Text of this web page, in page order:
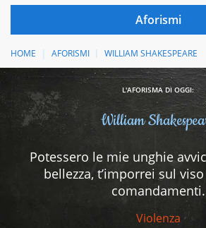
HOME AFORISMI WILLIAM SHAKESPEARE
L'AFORISMA DI OGGI:
William
Potessero le mie unghie
bellezza, t’imporrei sul
comandamenti.
Violenza